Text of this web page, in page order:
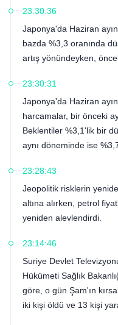
23:30:36
Japonya'da Haziran
bazda %3,3 oranında
artış yönündeyken,
23:30:31
Japonya'da Haziran
harcamalar, bir önceki
Beklentiler %3,1'lik bir
aynı döneminde ise
23:28:43
Jeopolitik risklerin
altına alırken, petrol
yeniden alevlendirdi.
23:14:46
Suriye Devlet
Hükümeti Sağlık
göre, o gün Şam'ın
iki kişi öldü ve 13 kişi